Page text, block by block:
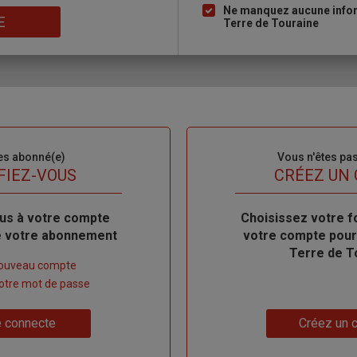
Ne manquez aucune
Terre de Touraine
abonné(e)
VOUS
à votre compte
abonnement
compte
mot de passe
connecte
Vous n'êtes
TITRECRÉEZ UN
Body
Choisissez votre
votre compte
Terre de
Créez un